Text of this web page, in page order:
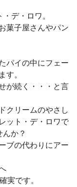
デ・ロワ。
菓子屋さんやパン
パイの中にフェー
す。
が続く・・・と言
クリームのやさし
ット・デ・ロワで
か？
ブの代わりにアー
実です。